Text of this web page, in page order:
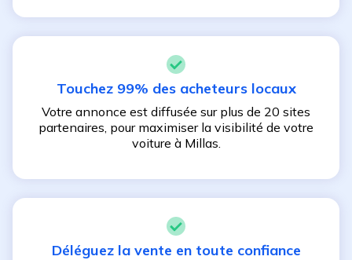
Touchez 99% des acheteurs locaux
Votre annonce est diffusée sur plus de 20 sites
partenaires, pour maximiser la visibilité de votre
voiture à Millas.
Déléguez la vente en toute confiance